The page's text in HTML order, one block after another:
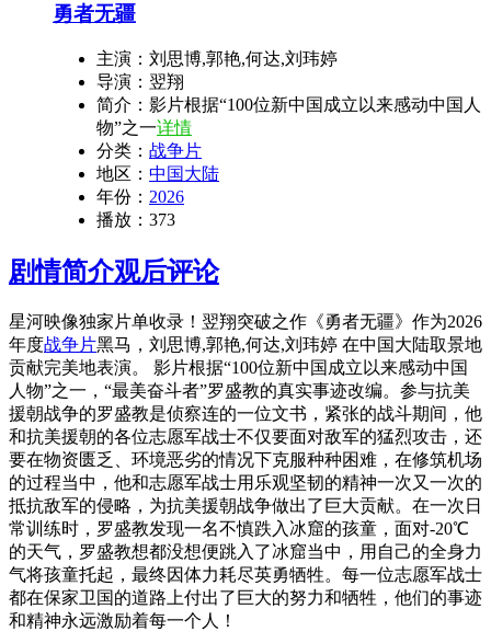
勇者无疆
主演： 刘思博,郭艳,何达,刘玮婷
导演： 翌翔
简介： 影片根据“100位新中国成立以来感动中国人
物”之一详情
分类： 战争片
地区： 中国大陆
年份： 2026
播放： 373
剧情简介观后评论
星河映像独家片单收录！翌翔突破之作《勇者无疆》作为2026
年度战争片黑马，刘思博,郭艳,何达,刘玮婷 在中国大陆取景地
贡献完美地表演。 影片根据“100位新中国成立以来感动中国
人物”之一，“最美奋斗者”罗盛教的真实事迹改编。参与抗美
援朝战争的罗盛教是侦察连的一位文书，紧张的战斗期间，他
和抗美援朝的各位志愿军战士不仅要面对敌军的猛烈攻击，还
要在物资匮乏、环境恶劣的情况下克服种种困难，在修筑机场
的过程当中，他和志愿军战士用乐观坚韧的精神一次又一次的
抵抗敌军的侵略，为抗美援朝战争做出了巨大贡献。在一次日
常训练时，罗盛教发现一名不慎跌入冰窟的孩童，面对-20℃
的天气，罗盛教想都没想便跳入了冰窟当中，用自己的全身力
气将孩童托起，最终因体力耗尽英勇牺牲。每一位志愿军战士
都在保家卫国的道路上付出了巨大的努力和牺牲，他们的事迹
和精神永远激励着每一个人！